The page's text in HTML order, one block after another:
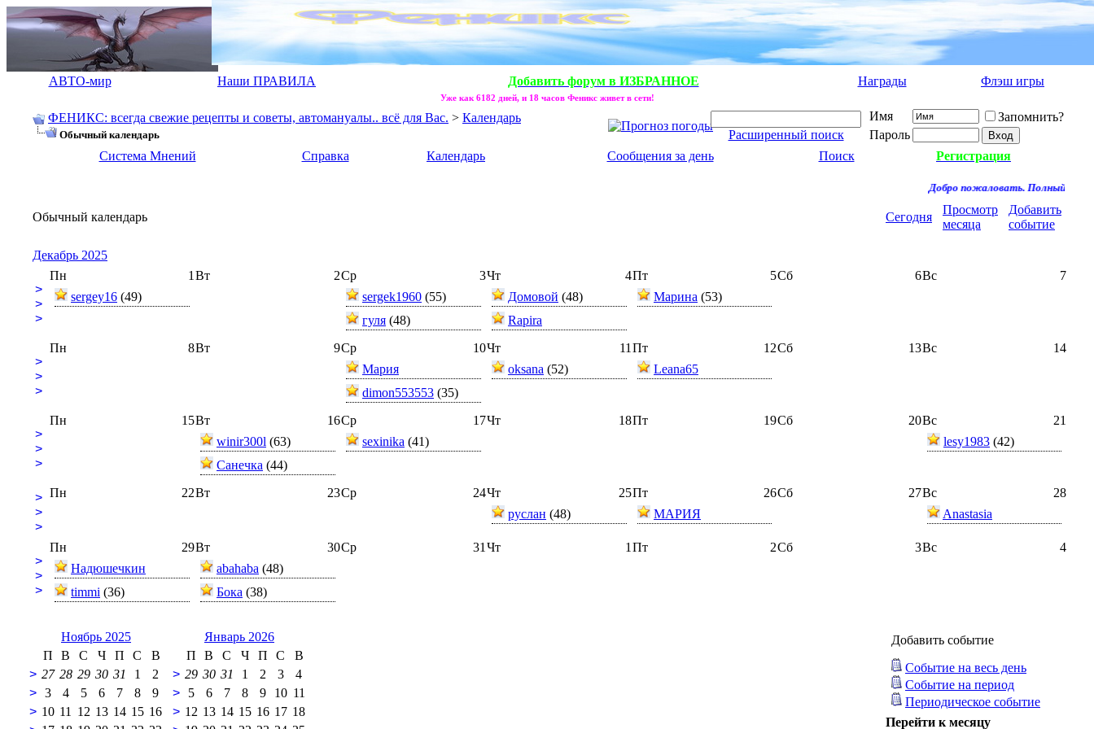
АВТО-мир Наши ПРАВИЛА Добавить форум в ИЗБРАННОЕ Награды Флэш игры
Уже как 6182 дней, и 18 часов Феникс живет в сети!
ФЕНИКС: всегда свежие рецепты и советы, автомануалы.. всё для Вас. > Календарь
Обычный календарь Расширенный поиск
Имя
Запомнить?
Пароль
Система Мнений
Справка Календарь Сообщения за день Поиск Регистрация
Добро пожаловать. Полный
Обычный календарь Сегодня
Просмотр
месяца
Добавить
событие
Декабрь 2025
>
>
>
1
Пн
sergey16 (49)
2
Вт 3
Ср
sergek1960 (55)
гуля (48)
4
Чт
Домовой (48)
Rapira
5
Пт
Марина (53)
6
Сб 7
Вс
>
>
>
8
Пн 9
Вт 10
Ср
Мария
dimon553553 (35)
11
Чт
oksana (52)
12
Пт
Leana65
13
Сб 14
Вс
>
>
>
15
Пн 16
Вт
winir300l (63)
Санечка (44)
17
Ср
sexinika (41)
18
Чт 19
Пт 20
Сб 21
Вс
lesy1983 (42)
>
>
>
22
Пн 23
Вт 24
Ср 25
Чт
руслан (48)
26
Пт
МАРИЯ
27
Сб 28
Вс
Anastasia
>
>
>
29
Пн
Надюшечкин
timmi (36)
30
Вт
abahaba (48)
Бока (38)
31
Ср 1
Чт 2
Пт 3
Сб 4
Вс
Ноябрь 2025
П
В С Ч П С
В
> 27 28 29 30 31 1
2
> 3 4 5 6 7 8
9
> 10 11 12 13 14 15 16
Январь 2026
П
В С Ч П С
В
> 29 30 31 1 2 3
4
>
5 6 7 8 9 10 11
> 12 13 14 15 16 17 18
Добавить событие
Событие на весь день
Событие на период
Периодическое событие
Перейти к месяцу